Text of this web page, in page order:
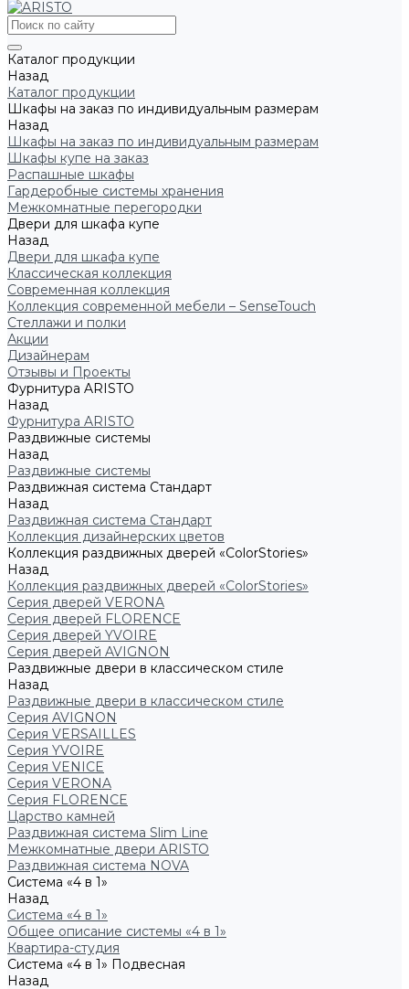
Каталог продукции
Назад
Каталог продукции
Шкафы на заказ по индивидуальным размерам
Назад
Шкафы на заказ по индивидуальным размерам
Шкафы купе на заказ
Распашные шкафы
Гардеробные системы хранения
Межкомнатные перегородки
Двери для шкафа купе
Назад
Двери для шкафа купе
Классическая коллекция
Современная коллекция
Коллекция современной мебели – SenseTouch
Стеллажи и полки
Акции
Дизайнерам
Отзывы и Проекты
Фурнитура ARISTO
Назад
Фурнитура ARISTO
Раздвижные системы
Назад
Раздвижные системы
Раздвижная система Стандарт
Назад
Раздвижная система Стандарт
Коллекция дизайнерских цветов
Коллекция раздвижных дверей «ColorStories»
Назад
Коллекция раздвижных дверей «ColorStories»
Серия дверей VERONA
Серия дверей FLORENCE
Серия дверей YVOIRE
Серия дверей AVIGNON
Раздвижные двери в классическом стиле
Назад
Раздвижные двери в классическом стиле
Серия AVIGNON
Серия VERSAILLES
Серия YVOIRE
Серия VENICE
Серия VERONA
Серия FLORENCE
Царство камней
Раздвижная система Slim Line
Межкомнатные двери ARISTO
Раздвижная система NOVA
Система «4 в 1»
Назад
Система «4 в 1»
Общее описание системы «4 в 1»
Квартира-студия
Система «4 в 1» Подвесная
Назад